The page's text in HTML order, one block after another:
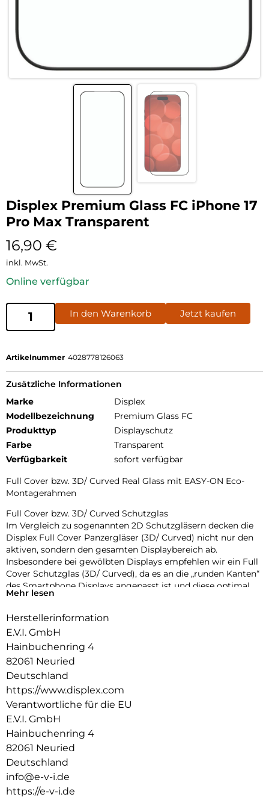
Displex Premium Glass FC iPhone 17
Pro Max Transparent
16,90 €
inkl. MwSt.
Online verfügbar
In den Warenkorb Jetzt kaufen
Artikelnummer 4028778126063
Zusätzliche Informationen
Marke
Displex
Modellbezeichnung
Premium Glass FC
Produkttyp
Displayschutz
Farbe
Transparent
Verfügbarkeit
sofort verfügbar
Full Cover bzw. 3D/ Curved Real Glass mit EASY-ON Eco-
Montagerahmen
Full Cover bzw. 3D/ Curved Schutzglas
Im Vergleich zu sogenannten 2D Schutzgläsern decken die
Displex Full Cover Panzergläser (3D/ Curved) nicht nur den
aktiven, sondern den gesamten Displaybereich ab.
Insbesondere bei gewölbten Displays empfehlen wir ein Full
Cover Schutzglas (3D/ Curved), da es an die „runden Kanten“
des Smartphone Displays angepasst ist und diese optimal
schützt. Das bedeutet maximalen Schutz, optimale
Glas- und Kantenhärte
Das Displex Panzerglas hat einen Härtegrad von 10H und ist
damit nicht nur kratz-, bruch-, und stoßfester als
vergleichbare Markenprodukte, sondern übertrifft sogar
hochwertiges Saphirglas (9H), das bei Luxusuhren eingesetzt
wird. Die Kanten, die bruch- und stoßanfälligste Zone des
Smartphones und Schutzglases, sind spezialgehärtet, durch
eine mehrfache Polierung abgerundet und mit einer Schock-
veredelt. Durch dieses aufwendige Produktionsverfahren
wird das Schutzglas extrem widerstandsfähig gegen
Schläge, Stöße und Bruch und ist zugleich besonders
angenehm bei der Nutzung.
Hüllenfreundlich
Mehr lesen
Herstellerinformation
E.V.I. GmbH
Hainbuchenring 4
82061 Neuried
Deutschland
https://www.displex.com
Verantwortliche für die EU
E.V.I. GmbH
Hainbuchenring 4
82061 Neuried
Deutschland
info@e-v-i.de
https://e-v-i.de